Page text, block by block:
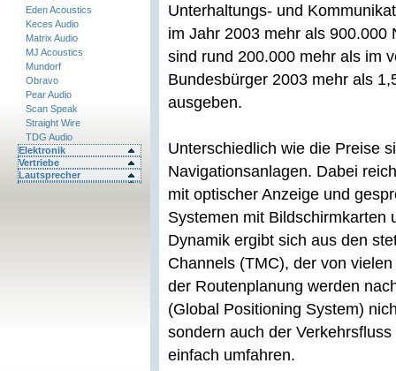
Eden Acoustics
Keces Audio
Matrix Audio
MJ Acoustics
Mundorf
Obravo
Pear Audio
Scan Speak
Straight Wire
TDG Audio
Elektronik
Vertriebe
Lautsprecher
Unterhaltungs- und
im Jahr 2003 mehr als 900.000
sind rund 200.000 mehr als im
Bundesbürger 2003 mehr als
ausgeben.
Unterschiedlich wie die Preise
Navigationsanlagen. Dabei
mit optischer Anzeige und
Systemen mit Bildschirmkarten
Dynamik ergibt sich aus den
Channels (TMC), der von
der Routenplanung werden
(Global Positioning System)
sondern auch der
einfach umfahren.